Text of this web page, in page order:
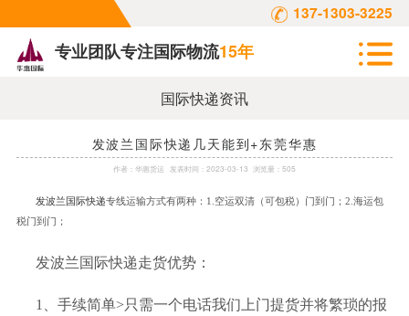
137-1303-3225
专业团队专注国际物流15年
国际快递资讯
发波兰国际快递几天能到+东莞华惠
作者： 华惠货运 发表时间： 2023-03-13 浏览量：505
发波兰国际快递专线运输方式有两种： 1.空运双清（可包税）门到门；2.海运包
税门到门；
发波兰国际快递走货优势：
1、手续简单>只需一个电话我们上门提货并将繁琐的报